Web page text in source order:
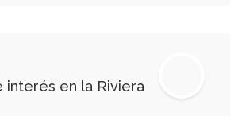
interés en la Riviera